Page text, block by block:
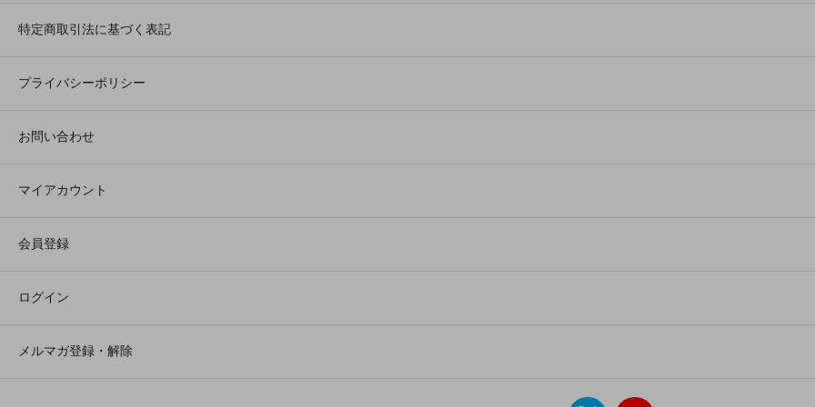
特定商取引法に基づく表記
プライバシーポリシー
お問い合わせ
マイアカウント
会員登録
ログイン
メルマガ登録・解除